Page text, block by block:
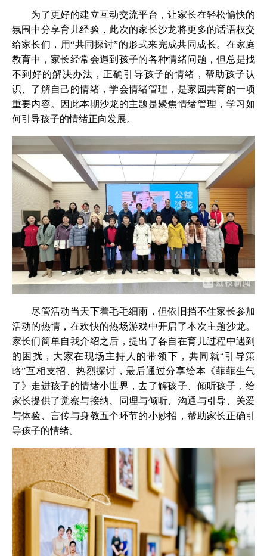
为了更好的建立互动交流平台，让家长在轻松愉快的
氛围中分享育儿经验，此次的家长沙龙将更多的话语权交
给家长们，用“共同探讨”的形式来完成共同成长。在家庭
教育中，家长经常会遇到孩子的各种情绪问题，但总是找
不到好的解决办法，正确引导孩子的情绪，帮助孩子认
识、了解自己的情绪，学会情绪管理，是家园共育的一项
重要内容。因此本期沙龙的主题是聚焦情绪管理，学习如
何引导孩子的情绪正向发展。
尽管活动当天下着毛毛细雨，但依旧挡不住家长参加
活动的热情，在欢快的热场游戏中开启了本次主题沙龙。
家长们简单自我介绍之后，提出了各自在育儿过程中遇到
的困扰，大家在现场主持人的带领下，共同就“引导策
略”互相支招、热烈探讨，最后通过分享绘本《菲菲生气
了》走进孩子的情绪小世界，去了解孩子、倾听孩子，给
家长提供了觉察与接纳、同理与倾听、沟通与引导、关爱
与体验、言传与身教五个环节的小妙招，帮助家长正确引
导孩子的情绪。